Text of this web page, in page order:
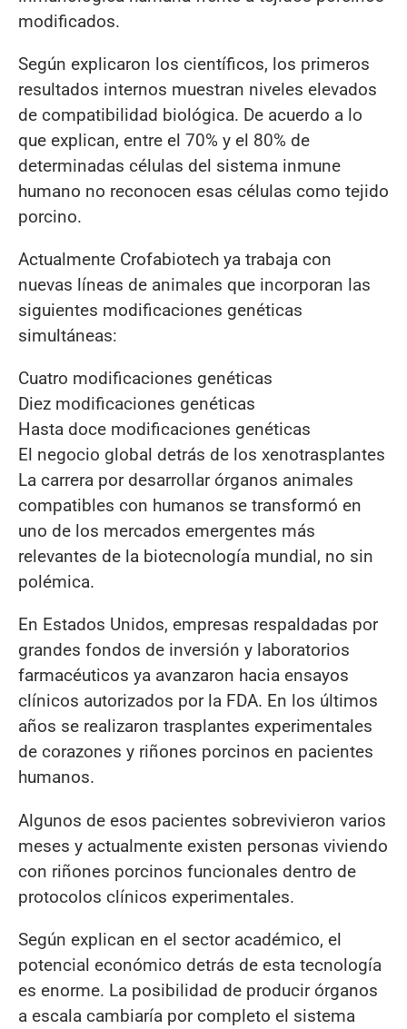
modificados.
Según explicaron los científicos, los primeros
resultados internos muestran niveles elevados
de compatibilidad biológica. De acuerdo a lo
que explican, entre el 70% y el 80% de
determinadas células del sistema inmune
humano no reconocen esas células como tejido
porcino.
Actualmente Crofabiotech ya trabaja con
nuevas líneas de animales que incorporan las
siguientes modificaciones genéticas
simultáneas:
Cuatro modificaciones genéticas
Diez modificaciones genéticas
Hasta doce modificaciones genéticas
El negocio global detrás de los xenotrasplantes
La carrera por desarrollar órganos animales
compatibles con humanos se transformó en
uno de los mercados emergentes más
relevantes de la biotecnología mundial, no sin
polémica.
En Estados Unidos, empresas respaldadas por
grandes fondos de inversión y laboratorios
farmacéuticos ya avanzaron hacia ensayos
clínicos autorizados por la FDA. En los últimos
años se realizaron trasplantes experimentales
de corazones y riñones porcinos en pacientes
humanos.
Algunos de esos pacientes sobrevivieron varios
meses y actualmente existen personas viviendo
con riñones porcinos funcionales dentro de
protocolos clínicos experimentales.
Según explican en el sector académico, el
potencial económico detrás de esta tecnología
es enorme. La posibilidad de producir órganos
a escala cambiaría por completo el sistema